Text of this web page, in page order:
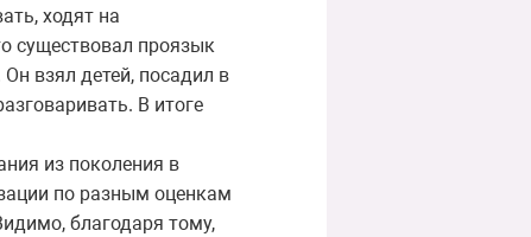
ходят на
существовал проязык
взял детей, посадил в
В итоге
из поколения в
по разным оценкам
благодаря тому,